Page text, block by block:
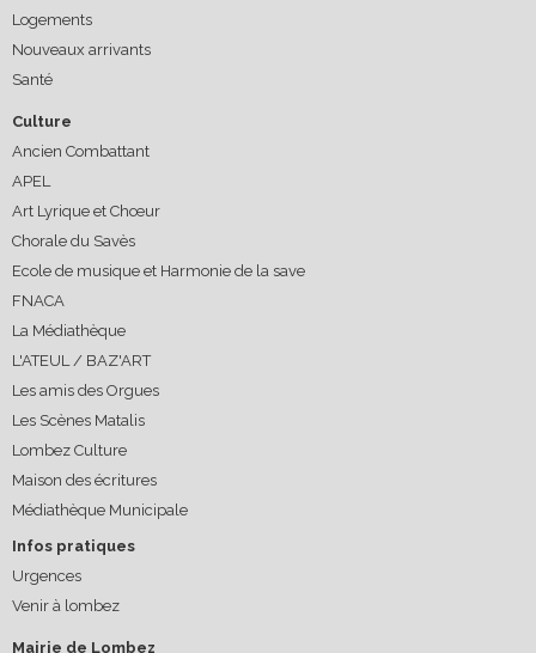
Logements
Nouveaux arrivants
Santé
Culture
Ancien Combattant
APEL
Art Lyrique et Chœur
Chorale du Savès
Ecole de musique et Harmonie de la save
FNACA
La Médiathèque
L'ATEUL / BAZ'ART
Les amis des Orgues
Les Scènes Matalis
Lombez Culture
Maison des écritures
Médiathèque Municipale
Infos pratiques
Urgences
Venir à lombez
Mairie de Lombez